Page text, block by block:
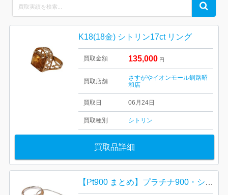
for:
Search
K18(18金) シトリン17ct リング
買取金額 135,000 円
買取店舗
さすがやイオンモール釧路昭
和店
買取日 06月24日
買取種別 シトリン
買取品詳細
【Pt900 まとめ】プラチナ900・シトリン・ネックレス・リング・指輪・貴金属・アクセサリー・ジュエリー